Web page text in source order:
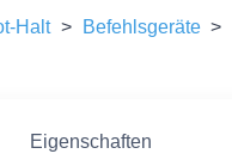
Halt > Befehlsgeräte >
Eigenschaften